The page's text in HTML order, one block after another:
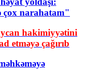
çox narahatam"
hakimiyyətini
etməyə çağırıb